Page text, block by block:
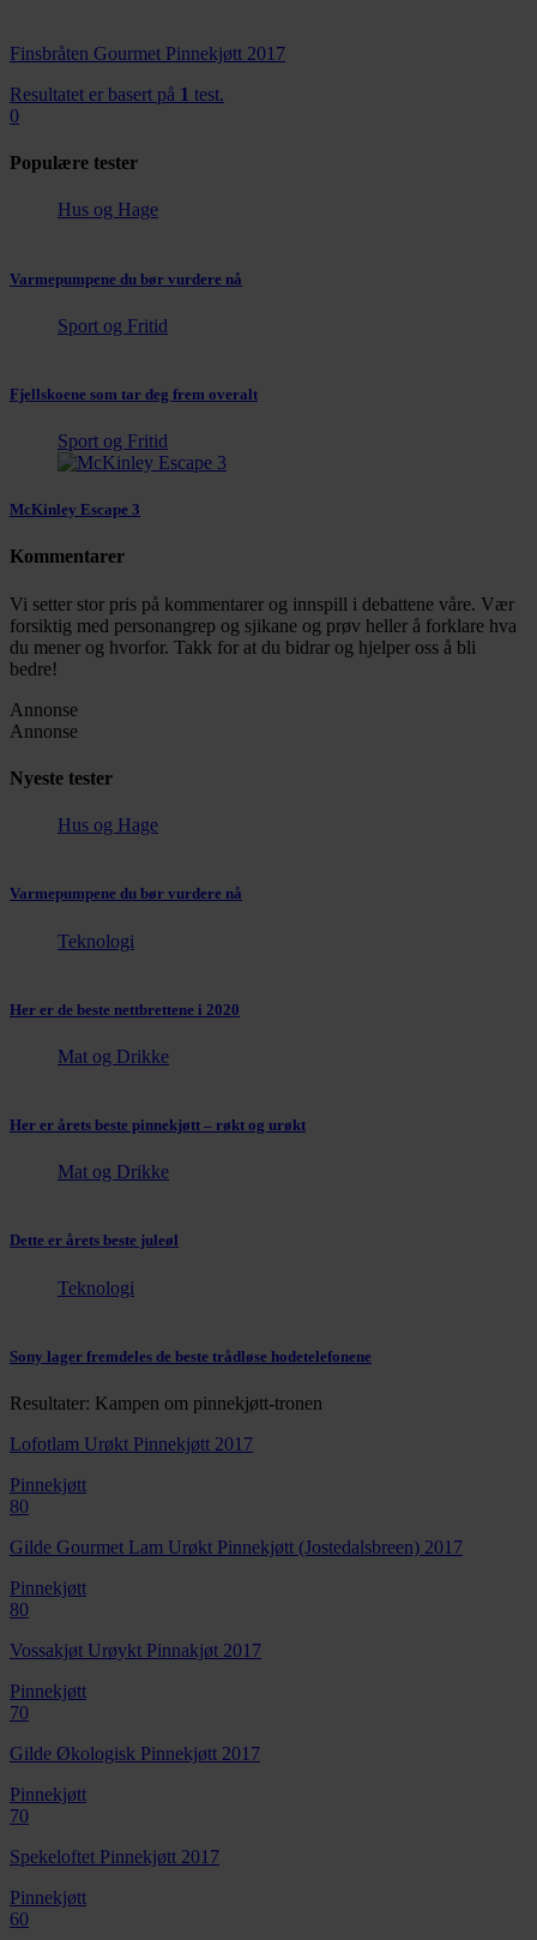
Finsbråten Gourmet Pinnekjøtt 2017
Resultatet er basert på 1 test.
0
Populære tester
Hus og Hage
Varmepumpene du bør vurdere nå
Sport og Fritid
Fjellskoene som tar deg frem overalt
Sport og Fritid
McKinley Escape 3
Kommentarer
Vi setter stor pris på kommentarer og innspill i debattene våre. Vær
forsiktig med personangrep og sjikane og prøv heller å forklare hva
du mener og hvorfor. Takk for at du bidrar og hjelper oss å bli
bedre!
Annonse
Annonse
Nyeste tester
Hus og Hage
Varmepumpene du bør vurdere nå
Teknologi
Her er de beste nettbrettene i 2020
Mat og Drikke
Her er årets beste pinnekjøtt – røkt og urøkt
Mat og Drikke
Dette er årets beste juleøl
Teknologi
Sony lager fremdeles de beste trådløse hodetelefonene
Resultater: Kampen om pinnekjøtt-tronen
Lofotlam Urøkt Pinnekjøtt 2017
Pinnekjøtt
80
Gilde Gourmet Lam Urøkt Pinnekjøtt (Jostedalsbreen) 2017
Pinnekjøtt
80
Vossakjøt Urøykt Pinnakjøt 2017
Pinnekjøtt
70
Gilde Økologisk Pinnekjøtt 2017
Pinnekjøtt
70
Spekeloftet Pinnekjøtt 2017
Pinnekjøtt
60